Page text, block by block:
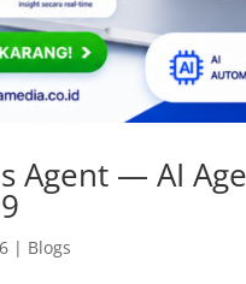
Agent — AI
| Blogs